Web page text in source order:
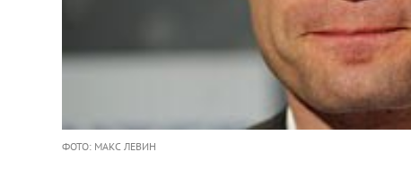
ФОТО: МАКС ЛЕВИН